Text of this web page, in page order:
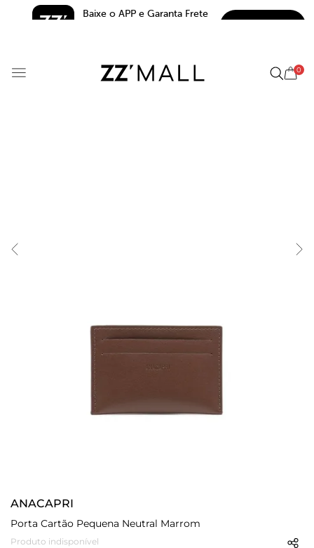
Baixe o APP e Garanta Frete
0
ANACAPRI
Porta Cartão Pequena Neutral Marrom
Produto indisponível